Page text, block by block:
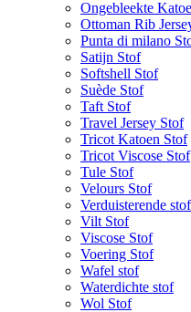
Ongebleekte
Ottoman Rib
Punta di milano
Satijn Stof
Softshell Stof
Suède Stof
Taft Stof
Travel Jersey Stof
Tricot Katoen Stof
Tricot Viscose Stof
Tule Stof
Velours Stof
Verduisterende
Vilt Stof
Viscose Stof
Voering Stof
Wafel stof
Waterdichte stof
Wol Stof